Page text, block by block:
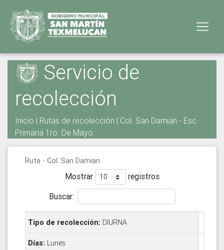
Servicio de
recolección
Inicio | Rutas de recolección | Col. San Damian - Esc.
Primaria 1ro. De Mayo
Ruta - Col. San Damian
Mostrar
registros
Buscar:
DIURNA
Lunes